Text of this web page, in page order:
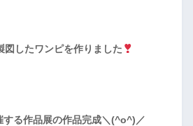
図したワンピを作りました
する作品展の作品完成＼(^o^)／